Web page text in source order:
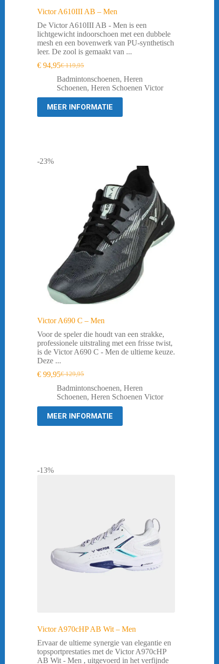
Victor A610III AB – Men
De Victor A610III AB - Men is een
lichtgewicht indoorschoen met een dubbele
mesh en een bovenwerk van PU-synthetisch
leer. De zool is gemaakt van ...
€119,95
Oorspronkelijke
prijs
was:
€ 119,95.
€ 94,95Huidige
prijs
is:
€ 94,95.
Badmintonschoenen, Heren
Schoenen, Heren Schoenen Victor
MEER INFORMATIE
-23%
Victor A690 C – Men
Voor de speler die houdt van een strakke,
professionele uitstraling met een frisse twist,
is de Victor A690 C - Men de ultieme keuze.
Deze ...
€129,95
Oorspronkelijke
prijs
was:
€ 99,95Huidige
prijs
is:
Badmintonschoenen, Heren
Schoenen, Heren Schoenen Victor
MEER INFORMATIE
-13%
Victor A970cHP AB Wit – Men
Ervaar de ultieme synergie van elegantie en
topsportprestaties met de Victor A970cHP
AB Wit - Men , uitgevoerd in het verfijnde